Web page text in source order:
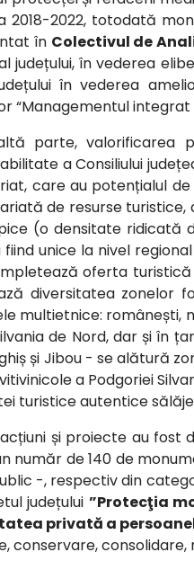
2018-2022, totodată
în Colectivul de
județului, în vederea
în vederea
“Managementul
parte, valorificarea
a Consiliului
care au potențialul
de resurse
(o densitate ridicată
unice la nivel
oferta turistică
diversitatea zonelor
multietnice: românești,
de Nord, dar și în
și Jibou - se alătură
a Podgoriei
turistice autentice
și proiecte au
număr de 140 de
-, respectiv din
județului ”Protecţia
privată a
conservare,